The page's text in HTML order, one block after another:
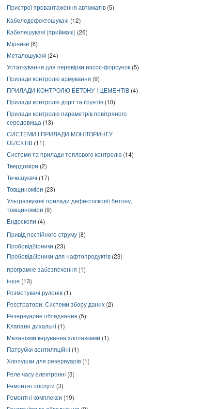
Пристрої провантаження автоматів (5)
Кабеледефектошукачі (12)
Кабелешукачі (приймачі) (26)
Мірники (6)
Металошукачі (24)
Устаткування для перевірки насос-форсунок (5)
Прилади контролю армування (9)
ПРИЛАДИ КОНТРОЛЮ БЕТОНУ І ЦЕМЕНТІВ (4)
Прилади контролю доріг та ґрунтів (10)
Прилади контролю параметрів повітряного
середовища (13)
СИСТЕМИ І ПРИЛАДИ МОНІТОРИНГУ
ОБ'ЄКТІВ (11)
Системи та прилади теплового контролю (14)
Твердоміри (2)
Течешукачі (17)
Товщиноміри (23)
Ультразвукові прилади дефектоскопії бетону,
товщиноміри (9)
Ендоскопи (4)
Привід постійного струму (8)
Пробовідбірники (23)
Пробовідбірники для нафтопродуктів (23)
програмне забезпечення (1)
інше (13)
Розмотувачі рулонів (1)
Реєстратори. Системи збору даних (2)
Резервуарне обладнання (5)
Клапани дихальні (1)
Механізми керування хлопавками (1)
Патрубки вентиляційні (1)
Хлопушки для резервуарів (1)
Реле часу електронні (3)
Ремонтні послуги (3)
Ремонтні комплекси (19)